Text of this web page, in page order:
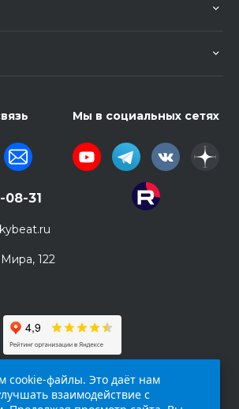
08-31
122
Мы в социальных сетях
cookie-файлы. Это даёт нам
взаимодействие с